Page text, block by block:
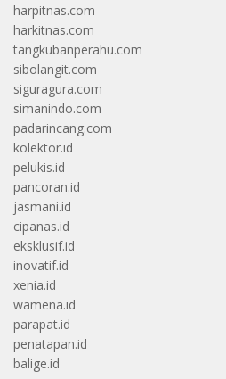
harpitnas.com
harkitnas.com
tangkubanperahu.com
sibolangit.com
siguragura.com
simanindo.com
padarincang.com
kolektor.id
pelukis.id
pancoran.id
jasmani.id
cipanas.id
eksklusif.id
inovatif.id
xenia.id
wamena.id
parapat.id
penatapan.id
balige.id